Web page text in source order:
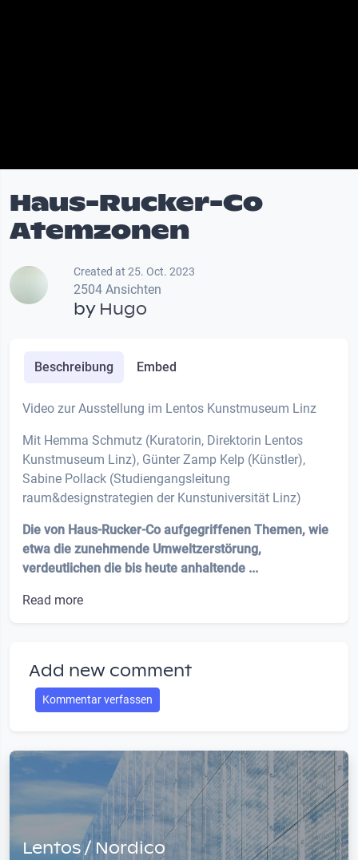
Haus-Rucker-Co
Atemzonen
Created at 25. Oct. 2023
2504 Ansichten
by Hugo
Beschreibung Embed
Video zur Ausstellung im Lentos Kunstmuseum Linz
Mit Hemma Schmutz (Kuratorin, Direktorin Lentos
Kunstmuseum Linz), Günter Zamp Kelp (Künstler),
Sabine Pollack (Studiengangsleitung
raum&designstrategien der Kunstuniversität Linz)
Die von Haus-Rucker-Co aufgegriffenen Themen, wie
etwa die zunehmende Umweltzerstörung,
verdeutlichen die bis heute anhaltende ...
Read more
Add new comment
Kommentar verfassen
Lentos / Nordico